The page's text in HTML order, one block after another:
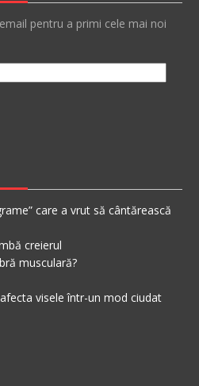
pentru a primi cele mai noi
care a vrut să cântărească
creierul
musculară?
visele într-un mod ciudat